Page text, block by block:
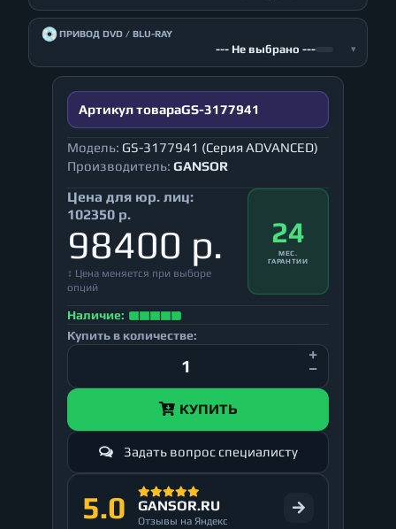
💿ПРИВОД DVD / BLU-RAY
--- Не выбрано --- ▾
Артикул товараGS-3177941
Модель: GS-3177941 (Серия ADVANCED)
Производитель: GANSOR
Цена для юр. лиц:
102350 р.
98400 р.
↕ Цена меняется при выборе
опций
24
МЕС.
ГАРАНТИИ
Наличие:
Купить в количестве:
КУПИТЬ
Задать вопрос специалисту
5.0 GANSOR.RU
Отзывы на Яндекс